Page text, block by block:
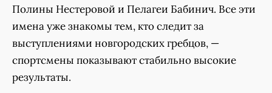
Полины Нестеровой и Пелагеи Бабинич. Все эти
имена уже знакомы тем, кто следит за
выступлениями новгородских гребцов, —
спортсмены показывают стабильно высокие
результаты.